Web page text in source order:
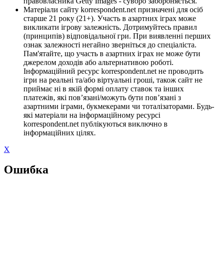
Матеріали сайту korrespondent.net призначені для осіб
старше 21 року (21+). Участь в азартних іграх може
викликати ігрову залежність. Дотримуйтесь правил
(принципів) відповідальної гри. При виявленні перших
ознак залежності негайно зверніться до спеціаліста.
Пам'ятайте, що участь в азартних іграх не може бути
джерелом доходів або альтернативою роботі.
Інформаційний ресурс korrespondent.net не проводить
ігри на реальні та/або віртуальні гроші, також сайт не
приймає ні в якій формі оплату ставок та інших
платежів, які пов’язані/можуть бути пов’язані з
азартними іграми, букмекерами чи тоталізаторами. Будь-
які матеріали на інформаційному ресурсі
korrespondent.net публікуються виключно в
інформаційних цілях.
X
Ошибка